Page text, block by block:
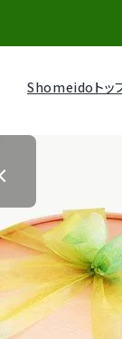
天使音（あま
クラウンメロ
Shomeidoトッ